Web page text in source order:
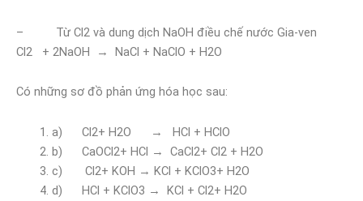
– Từ Cl2 và dung dịch NaOH điều chế nước Gia-ven
Cl2 + 2NaOH → NaCl + NaClO + H2O
Có những sơ đồ phản ứng hóa học sau:
a) Cl2+ H2O → HCl + HClO
b) CaOCl2+ HCl → CaCl2+ Cl2 + H2O
c) Cl2+ KOH → KCl + KClO3+ H2O
d) HCl + KClO3 → KCl + Cl2+ H2O